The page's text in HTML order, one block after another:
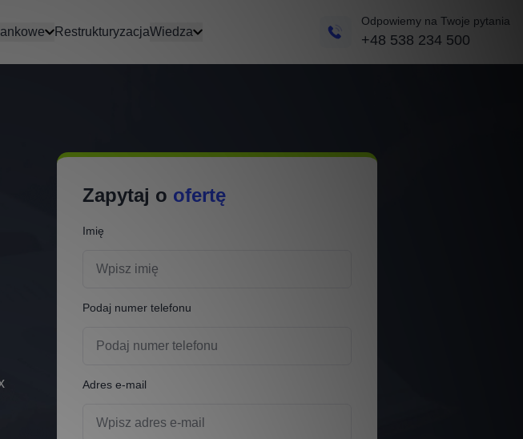
Odpowiemy na Twoje pytania
+48 538 234 500
RestrukturyzacjaWiedza
Zapytaj o ofertę
Imię
Podaj numer telefonu
Adres e-mail